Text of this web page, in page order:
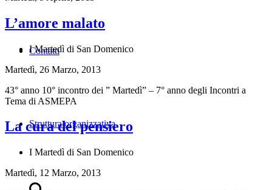
Contatti
Struttura organizzativa
L’amore malato
I Martedì di San Domenico
Martedì, 26 Marzo, 2013
43° anno 10° incontro dei ” Martedì” – 7° anno degli Incontri a
Tema di ASMEPA
La cura del pensiero
I Martedì di San Domenico
Martedì, 12 Marzo, 2013